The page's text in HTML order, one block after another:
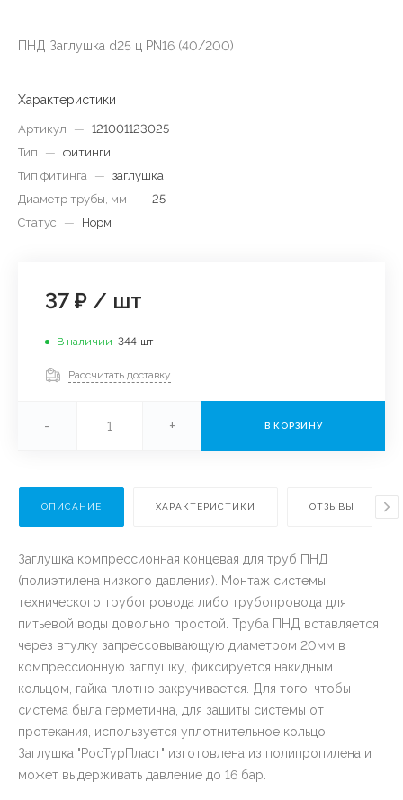
ПНД Заглушка d25 ц PN16 (40/200)
Характеристики
Артикул — 121001123025
Тип
— фитинги
Тип фитинга — заглушка
Диаметр трубы, мм
— 25
Статус
— Норм
37 ₽ / шт
В наличии 344 шт
Рассчитать доставку
- + В КОРЗИНУ
ОПИСАНИЕ ХАРАКТЕРИСТИКИ ОТЗЫВЫ
Заглушка компрессионная концевая для труб ПНД
(полиэтилена низкого давления). Монтаж системы
технического трубопровода либо трубопровода для
питьевой воды довольно простой. Труба ПНД вставляется
через втулку запрессовывающую диаметром 20мм в
компрессионную заглушку, фиксируется накидным
кольцом, гайка плотно закручивается. Для того, чтобы
система была герметична, для защиты системы от
протекания, используется уплотнительное кольцо.
Заглушка "РосТурПласт" изготовлена из полипропилена и
может выдерживать давление до 16 бар.